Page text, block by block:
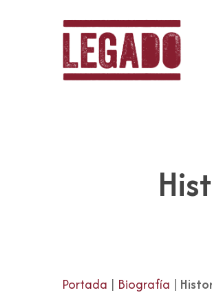
Portada | Biografía |